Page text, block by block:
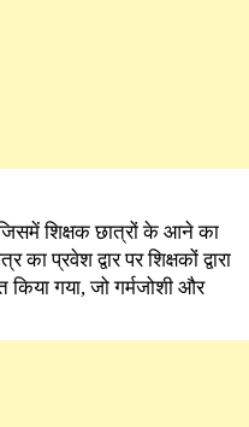
शिक्षक छात्रों के आने का
प्रवेश द्वार पर शिक्षकों द्वारा
गया, जो गर्मजोशी और